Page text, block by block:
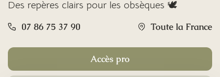
Des repères clairs pour les obsèques 🕊️
07 86 75 37 90 Toute la France
Accès pro